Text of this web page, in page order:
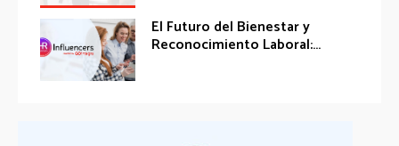
El Futuro del Bienestar y
Reconocimiento Laboral:...